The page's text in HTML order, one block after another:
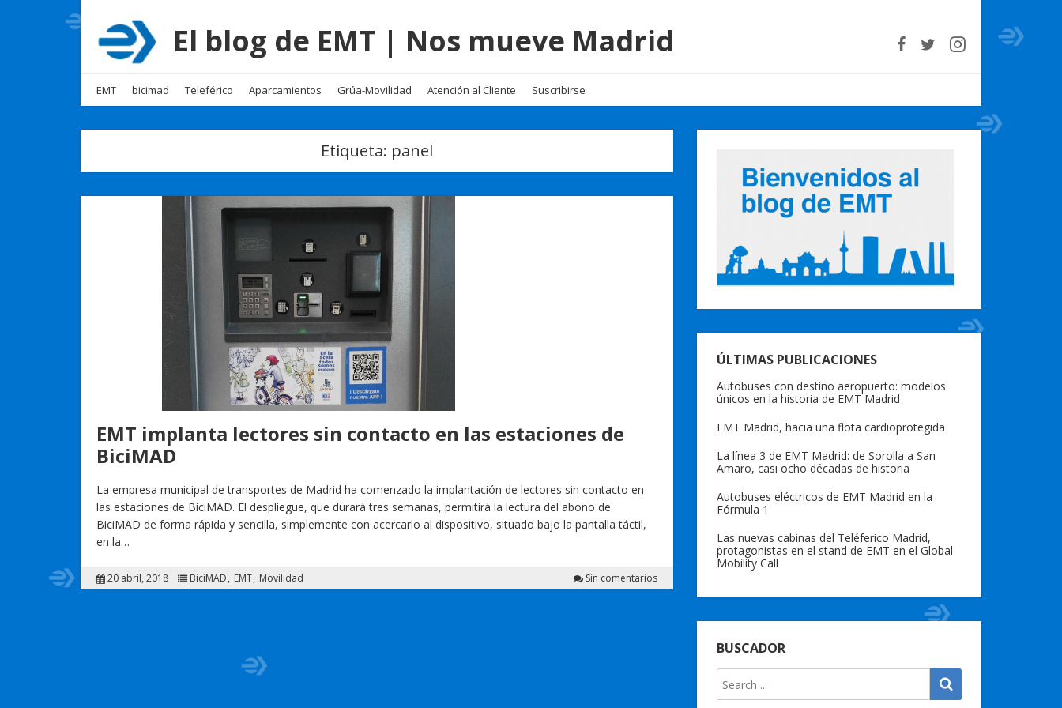
El blog de EMT | Nos mueve Madrid
EMT bicimad Teleférico Aparcamientos Grúa-Movilidad Atención al Cliente Suscribirse
Etiqueta: panel
EMT implanta lectores sin contacto en las estaciones de
BiciMAD
La empresa municipal de transportes de Madrid ha comenzado la implantación de lectores sin contacto en
las estaciones de BiciMAD. El despliegue, que durará tres semanas, permitirá la lectura del abono de
BiciMAD de forma rápida y sencilla, simplemente con acercarlo al dispositivo, situado bajo la pantalla táctil,
en la…
20 abril, 2018 BiciMAD EMT Movilidad Sin comentarios
ÚLTIMAS PUBLICACIONES
Autobuses con destino aeropuerto: modelos
únicos en la historia de EMT Madrid
EMT Madrid, hacia una flota cardioprotegida
La línea 3 de EMT Madrid: de Sorolla a San
Amaro, casi ocho décadas de historia
Autobuses eléctricos de EMT Madrid en la
Fórmula 1
Las nuevas cabinas del Teléferico Madrid,
protagonistas en el stand de EMT en el Global
Mobility Call
BUSCADOR